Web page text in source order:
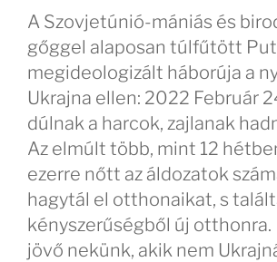
A Szovjetúnió-mániás és
gőggel alaposan túlfűtött
megideologizált háborúja a
Ukrajna ellen: 2022 Február
dúlnak a harcok, zajlanak
Az elmúlt több, mint 12
ezerre nőtt az áldozatok
hagytál el otthonaikat, s
kényszerűségből új otthonra.
jövő nekünk, akik nem